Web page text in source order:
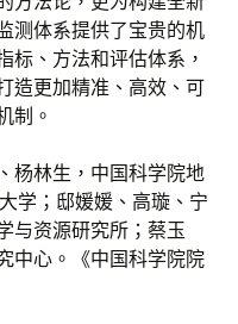
测体系提供了宝贵的机
标、方法和评估体系，
造更加精准、高效、可
制。
杨林生，中国科学院地
学；邸媛媛、高璇、宁
与资源研究所；蔡玉
中心。《中国科学院院